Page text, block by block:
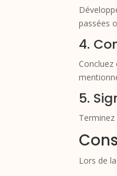
passées
4.
5.
Terminez
Lors de